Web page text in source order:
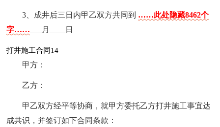
3、成井后三日内甲乙双方共同到 ……此处隐藏8462个
字…… ___月____日
打井施工合同14
甲方：
乙方：
甲乙双方经平等协商，就甲方委托乙方打井施工事宜达
成共识，并签订如下合同条款：